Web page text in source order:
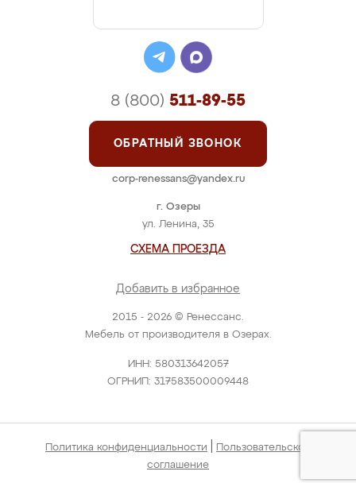
2015 - 2026 © Ренессанс.
Мебель от производителя в Озерах.
ИНН: 580313642057
ОГРНИП: 317583500009448
г. Озеры
ул. Ленина, 35
СХЕМА ПРОЕЗДА
Добавить в избранное
8 (800) 511-89-55
ОБРАТНЫЙ ЗВОНОК
corp-renessans@yandex.ru
Политика конфиденциальности
Пользовательское
соглашение